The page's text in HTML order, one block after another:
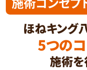
ほねキング
5つの
施術を